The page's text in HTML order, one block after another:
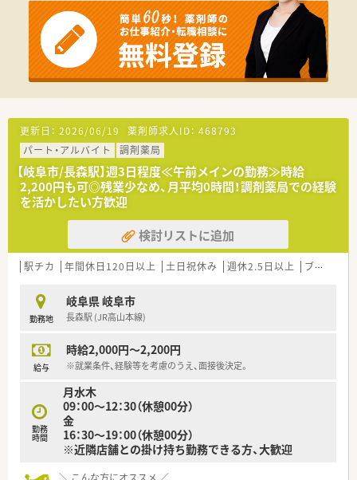
更新日： 2026/06/19 薬剤師求人ID： 468793
パート・アルバイト
調剤薬局
【岐阜市/長森駅】週3日程度≪午前メインの勤務≫時給
2,200円も可◎残業少なめ、月平均0時間！調剤薬局での経験
を活かしたい方歓迎
検討リストに追加
駅チカ 年間休日120日以上 土日祝休み 週休2.5日以上 ブランク可
勤務地
岐阜県 岐阜市
長森駅 (JR高山本線)
給与
時給2,000円～2,200円
※就業条件、経験等を考慮のうえ、面接後決定。
勤務
時間
月水木
09：00～12：30（休憩00分）
金
16：30～19：00（休憩00分）
※近隣店舗との掛け持ち勤務できる方、大歓迎